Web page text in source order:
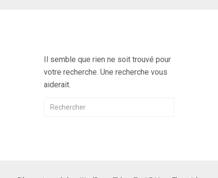
Il semble que rien ne soit trouvé pour
votre recherche. Une recherche vous
aiderait.